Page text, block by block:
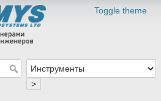
Toggle theme
>